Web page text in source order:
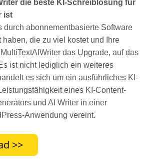
die beste KI-Schreiblösung für
ist
durch abonnementbasierte Software
die zu viel kostet und Ihre
das Upgrade, auf das
ist nicht lediglich ein weiteres
es sich um ein ausführliches KI-
eines KI-Content-
und AI Writer in einer
Anwendung vereint.